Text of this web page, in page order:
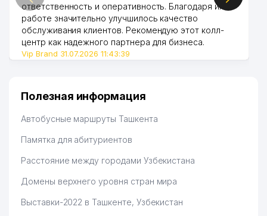
ответственность и оперативность. Благодаря их
работе значительно улучшилось качество
обслуживания клиентов. Рекомендую этот колл-
центр как надежного партнера для бизнеса.
Vip Brand 31.07.2026 11:43:39
Полезная информация
Автобусные маршруты Ташкента
Памятка для абитуриентов
Расстояние между городами Узбекистана
Домены верхнего уровня стран мира
Выставки-2022 в Ташкенте, Узбекистан